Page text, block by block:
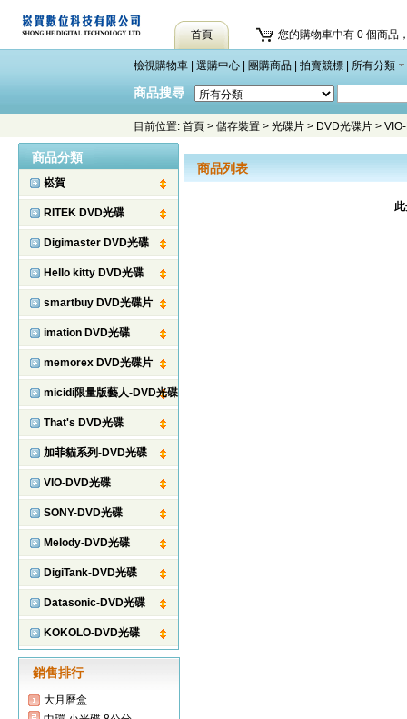
首頁 您的購物車中有 0 個商品
檢視購物車 選購中心 團購商品 拍賣競標 所有分類
商品搜尋
目前位置: 首頁 > 儲存裝置 > 光碟片 > DVD光碟片 >
商品分類
崧賀
RITEK DVD光碟
Digimaster DVD光碟
Hello kitty DVD光碟
smartbuy DVD光碟片
imation DVD光碟
memorex DVD光碟片
micidi限量版藝人-DVD光碟
That's DVD光碟
加菲貓系列-DVD光碟
VIO-DVD光碟
SONY-DVD光碟
Melody-DVD光碟
DigiTank-DVD光碟
Datasonic-DVD光碟
KOKOLO-DVD光碟
銷售排行
大月曆盒
商品列表